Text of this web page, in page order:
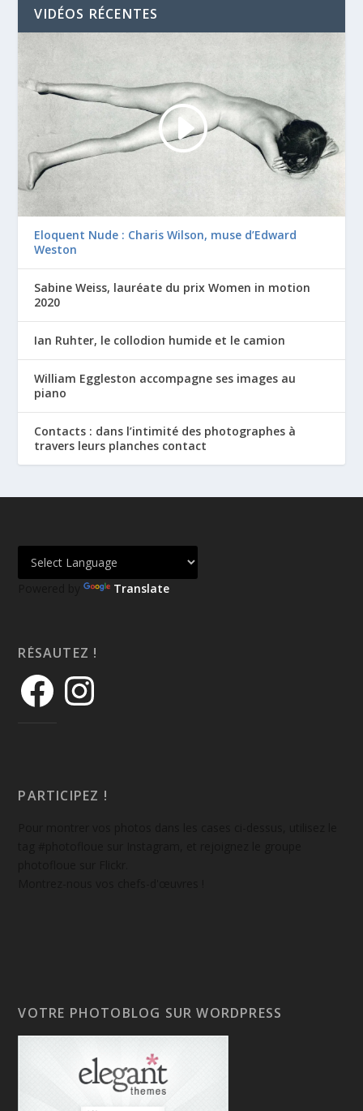
VIDÉOS RÉCENTES
Eloquent Nude : Charis Wilson, muse d’Edward
Weston
Sabine Weiss, lauréate du prix Women in motion
2020
Ian Ruhter, le collodion humide et le camion
William Eggleston accompagne ses images au
piano
Contacts : dans l’intimité des photographes à
travers leurs planches contact
Powered by Translate
RÉSAUTEZ !
PARTICIPEZ !
VOTRE PHOTOBLOG SUR WORDPRESS